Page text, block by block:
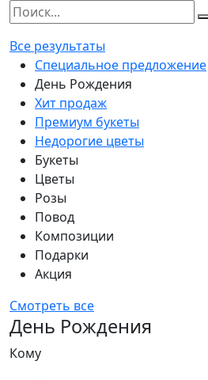
Все результаты
Специальное предложение
День Рождения
Хит продаж
Премиум букеты
Недорогие цветы
Букеты
Цветы
Розы
Повод
Композиции
Подарки
Акция
Смотреть все
День Рождения
Кому